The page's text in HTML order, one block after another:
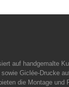
auf handgemalte
Giclée-Drucke
die Montage und